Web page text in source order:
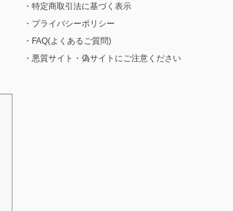
・特定商取引法に基づく表示
・プライバシーポリシー
・FAQ(よくあるご質問)
・悪質サイト・偽サイトにご注意ください